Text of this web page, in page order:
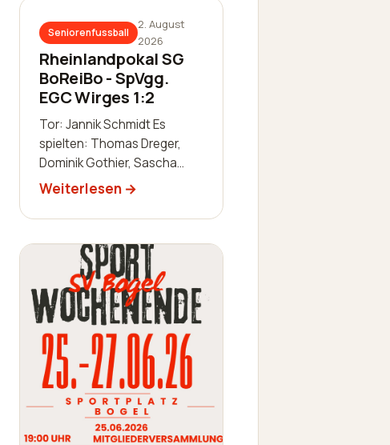
Seniorenfussball
2. August
2026
Rheinlandpokal SG
BoReiBo - SpVgg.
EGC Wirges 1:2
Tor: Jannik Schmidt Es
spielten: Thomas Dreger,
Dominik Gothier, Sascha
Schaab-Lorch, William Huth,
Zimmermann, Julien
Leidinger, Jannik Schm…
Weiterlesen